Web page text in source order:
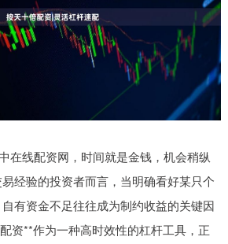
在线配资网，时间就是金钱，机会稍纵
经验的投资者而言，当明确看好某只个
有资金不足往往成为制约收益的关键因
资**作为一种高时效性的杠杆工具，正